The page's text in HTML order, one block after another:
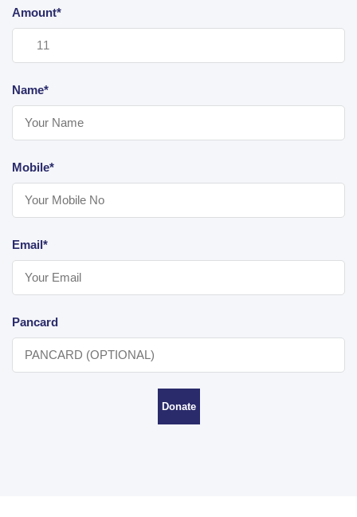
Amount*
Name*
Mobile*
Email*
Pancard
Donate